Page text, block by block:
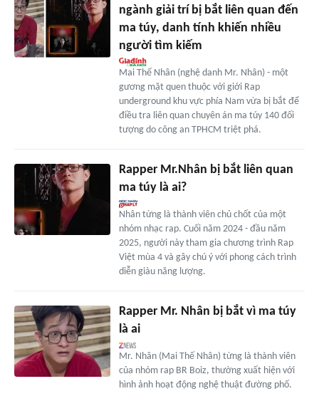
ngành giải trí bị bắt liên quan đến
ma túy, danh tính khiến nhiều
người tìm kiếm
Mai Thế Nhân (nghệ danh Mr. Nhân) - một
gương mặt quen thuộc với giới Rap
underground khu vực phía Nam vừa bị bắt để
điều tra liên quan chuyên án ma túy 140 đối
tượng do công an TPHCM triệt phá.
Rapper Mr.Nhân bị bắt liên quan
ma túy là ai?
Nhân từng là thành viên chủ chốt của một
nhóm nhạc rap. Cuối năm 2024 - đầu năm
2025, người này tham gia chương trình Rap
Việt mùa 4 và gây chú ý với phong cách trình
diễn giàu năng lượng.
Rapper Mr. Nhân bị bắt vì ma túy
là ai
Mr. Nhân (Mai Thế Nhân) từng là thành viên
của nhóm rap BR Boiz, thường xuất hiện với
hình ảnh hoạt động nghệ thuật đường phố.